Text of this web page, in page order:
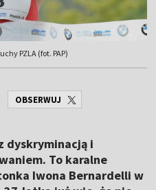
PZLA (fot. PAP)
OBSERWUJ
dyskryminacją i
To karalne
Iwona Bernardelli w